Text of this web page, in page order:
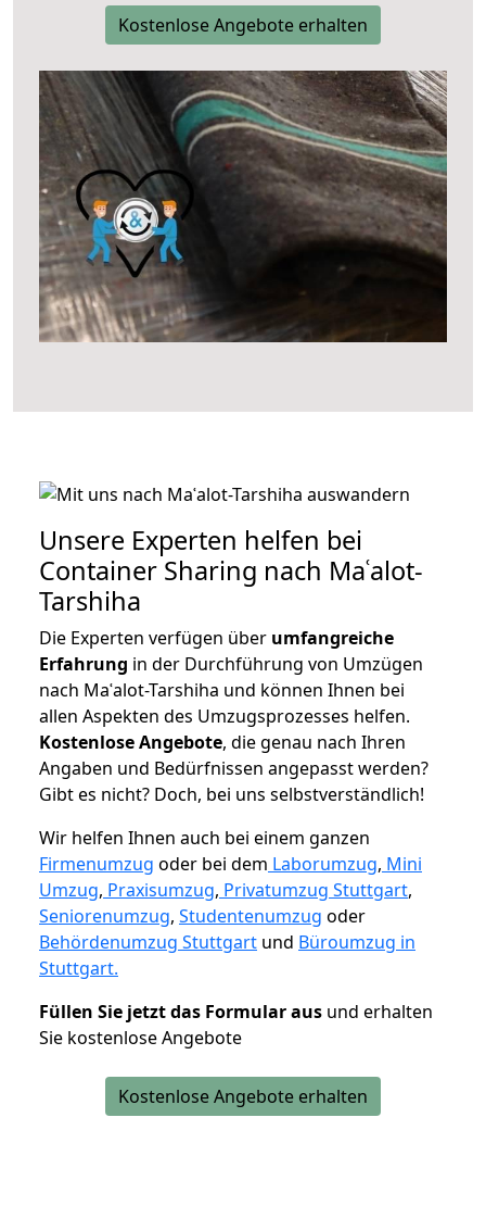
Kostenlose Angebote erhalten
Unsere Experten helfen bei
Container Sharing nach Maʿalot-
Tarshiha
Die Experten verfügen über umfangreiche
Erfahrung in der Durchführung von Umzügen
nach Maʿalot-Tarshiha und können Ihnen bei
allen Aspekten des Umzugsprozesses helfen.
Kostenlose Angebote, die genau nach Ihren
Angaben und Bedürfnissen angepasst werden?
Gibt es nicht? Doch, bei uns selbstverständlich!
Wir helfen Ihnen auch bei einem ganzen
Firmenumzug oder bei dem Laborumzug, Mini
Umzug, Praxisumzug, Privatumzug Stuttgart,
Seniorenumzug, Studentenumzug oder
Behördenumzug Stuttgart und Büroumzug in
Stuttgart.
Füllen Sie jetzt das Formular aus und erhalten
Sie kostenlose Angebote
Kostenlose Angebote erhalten